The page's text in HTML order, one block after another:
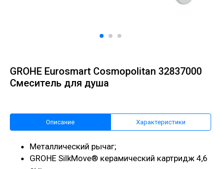
GROHE Eurosmart Cosmopolitan 32837000
Смеситель для душа
Описание Характеристики
Металлический рычаг;
GROHE SilkMove® керамический картридж 4,6